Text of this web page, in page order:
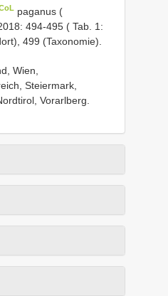
paganus (
494-495 ( Tab. 1:
499 (Taxonomie).
Wien,
Steiermark,
Vorarlberg.